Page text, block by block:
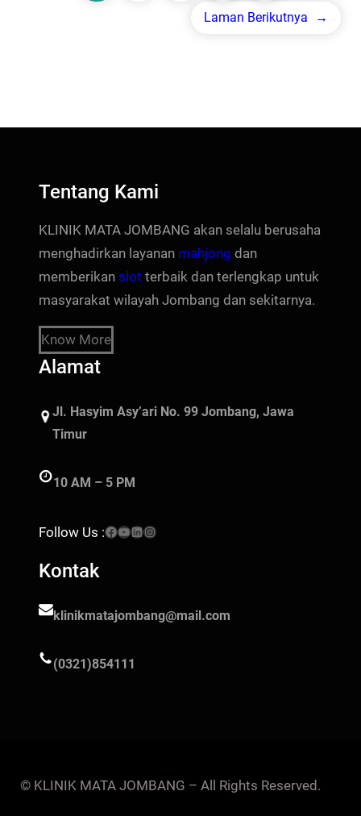
Laman Berikutnya →
Tentang Kami
KLINIK MATA JOMBANG akan selalu berusaha
menghadirkan layanan mahjong dan
memberikan slot terbaik dan terlengkap untuk
masyarakat wilayah Jombang dan sekitarnya.
Know More
Alamat
Jl. Hasyim Asy’ari No. 99 Jombang, Jawa
Timur
10 AM – 5 PM
Follow Us :Facebook YouTube LinkedIn Instagram
Kontak
klinikmatajombang@mail.com
(0321)854111
© KLINIK MATA JOMBANG – All Rights Reserved.